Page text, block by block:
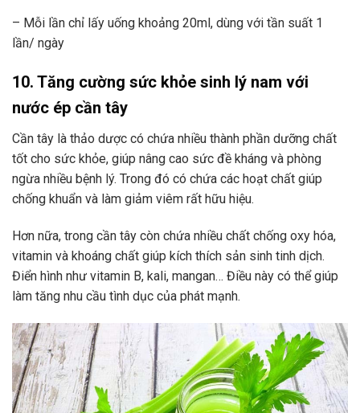
– Mỗi lần chỉ lấy uống khoảng 20ml, dùng với tần suất 1
lần/ ngày
10. Tăng cường sức khỏe sinh lý nam với
nước ép cần tây
Cần tây là thảo dược có chứa nhiều thành phần dưỡng chất
tốt cho sức khỏe, giúp nâng cao sức đề kháng và phòng
ngừa nhiều bệnh lý. Trong đó có chứa các hoạt chất giúp
chống khuẩn và làm giảm viêm rất hữu hiệu.
Hơn nữa, trong cần tây còn chứa nhiều chất chống oxy hóa,
vitamin và khoáng chất giúp kích thích sản sinh tinh dịch.
Điển hình như vitamin B, kali, mangan… Điều này có thể giúp
làm tăng nhu cầu tình dục của phát mạnh.